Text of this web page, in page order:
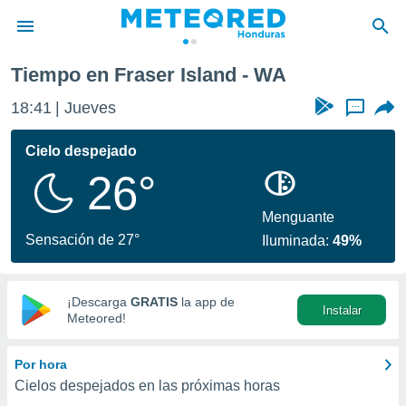
de
ha sido
calidad.
a este
las
y
digital
basada
Tiempo en Fraser Island - WA
18:41 Jueves ...
Cielo despejado
26°
Sensación de 27°
Menguante
Iluminada:49%
¡Descarga GRATIS la app de
Meteored!
Instalar
Por hora
Cielos despejados en las próximas horas